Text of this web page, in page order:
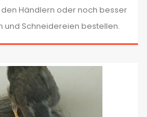
Händlern oder noch besser
und Schneidereien bestellen.